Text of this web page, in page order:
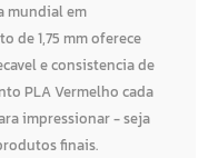
mundial em
de 1,75 mm oferece
e consistencia de
PLA Vermelho cada
impressionar - seja
finais.